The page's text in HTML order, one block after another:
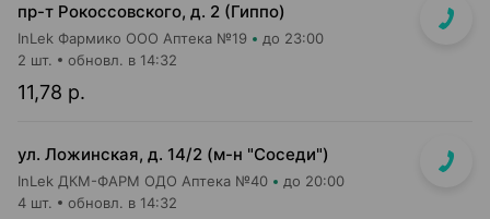
пр-т Рокоссовского, д. 2 (Гиппо)
InLek Фармико ООО Аптека №19 до 23:00
11,78 р.
2 шт. обновл. в 14:32
ул. Ложинская, д. 14/2 (м-н "Соседи")
InLek ДКМ-ФАРМ ОДО Аптека №40 до 20:00
4 шт. обновл. в 14:32